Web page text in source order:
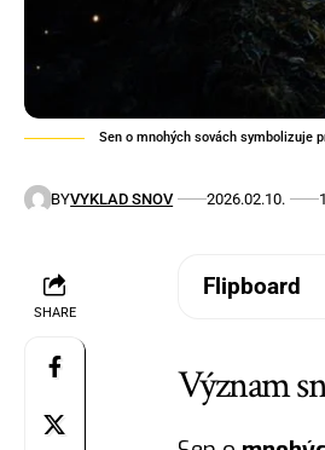
Sen o mnohých sovách symbolizuje
BYVYKLAD SNOV 2026.02.10.
SHARE
Flipboard
Význam